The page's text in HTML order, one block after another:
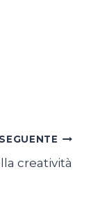
SEGUENTE
creatività